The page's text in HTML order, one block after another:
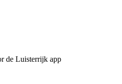
de Luisterrijk app